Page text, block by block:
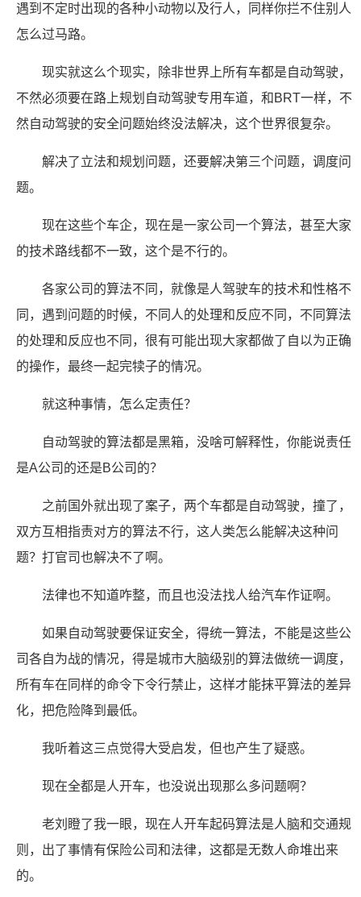
遇到不定时出现的各种小动物以及行人，同样你拦不住别人
怎么过马路。
现实就这么个现实，除非世界上所有车都是自动驾驶，
不然必须要在路上规划自动驾驶专用车道，和BRT一样，不
然自动驾驶的安全问题始终没法解决，这个世界很复杂。
解决了立法和规划问题，还要解决第三个问题，调度问
题。
现在这些个车企，现在是一家公司一个算法，甚至大家
的技术路线都不一致，这个是不行的。
各家公司的算法不同，就像是人驾驶车的技术和性格不
同，遇到问题的时候，不同人的处理和反应不同，不同算法
的处理和反应也不同，很有可能出现大家都做了自以为正确
的操作，最终一起完犊子的情况。
就这种事情，怎么定责任？
自动驾驶的算法都是黑箱，没啥可解释性，你能说责任
是A公司的还是B公司的？
之前国外就出现了案子，两个车都是自动驾驶，撞了，
双方互相指责对方的算法不行，这人类怎么能解决这种问
题？打官司也解决不了啊。
法律也不知道咋整，而且也没法找人给汽车作证啊。
如果自动驾驶要保证安全，得统一算法，不能是这些公
司各自为战的情况，得是城市大脑级别的算法做统一调度，
所有车在同样的命令下令行禁止，这样才能抹平算法的差异
化，把危险降到最低。
我听着这三点觉得大受启发，但也产生了疑惑。
现在全都是人开车，也没说出现那么多问题啊？
老刘瞪了我一眼，现在人开车起码算法是人脑和交通规
则，出了事情有保险公司和法律，这都是无数人命堆出来
的。